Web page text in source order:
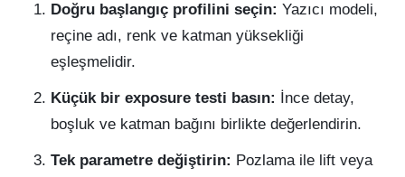
Doğru başlangıç profilini seçin: Yazıcı modeli,
reçine adı, renk ve katman yüksekliği
eşleşmelidir.
Küçük bir exposure testi basın: İnce detay,
boşluk ve katman bağını birlikte değerlendirin.
Tek parametre değiştirin: Pozlama ile lift veya